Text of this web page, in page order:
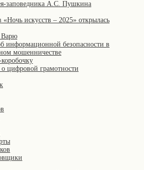
заповедника А.С. Пушкина
искусств – 2025» открылась
Варю
безопасности в
мошенничестве
цифровой грамотности